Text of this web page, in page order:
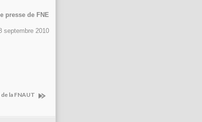
presse de FNE
septembre 2010
la FNAUT